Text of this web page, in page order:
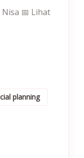
Nisa 📅 Lihat
planning